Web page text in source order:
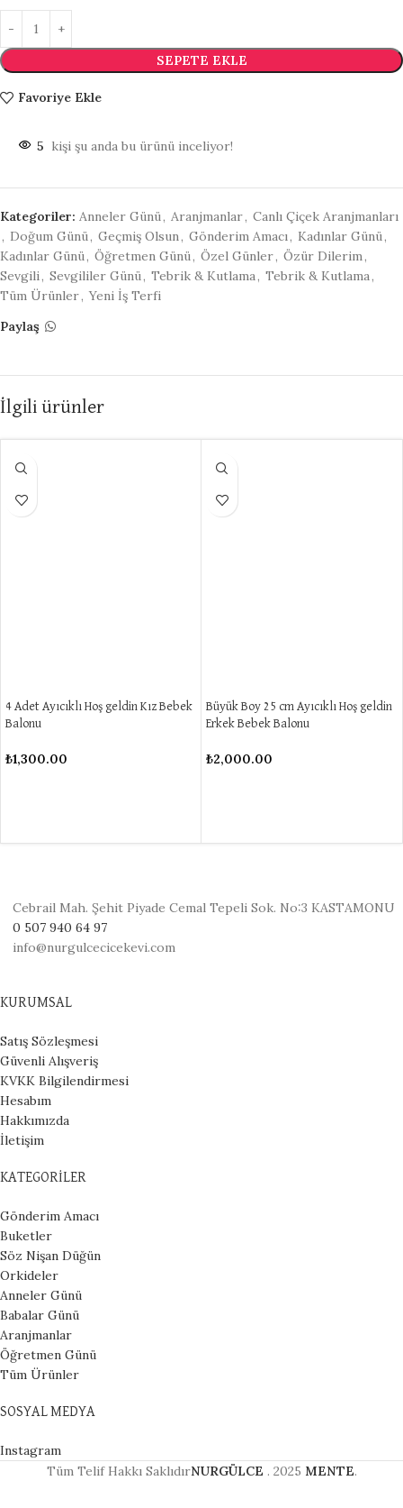
SEPETE EKLE
Favoriye Ekle
5 kişi şu anda bu ürünü inceliyor!
Kategoriler: Anneler Günü, Aranjmanlar, Canlı Çiçek Aranjmanları
, Doğum Günü, Geçmiş Olsun, Gönderim Amacı, Kadınlar Günü,
Kadınlar Günü, Öğretmen Günü, Özel Günler, Özür Dilerim,
Sevgili, Sevgililer Günü, Tebrik & Kutlama, Tebrik & Kutlama,
Tüm Ürünler, Yeni İş Terfi
Paylaş
İlgili ürünler
4 Adet Ayıcıklı Hoş geldin Kız Bebek
Balonu
₺1,300.00
Büyük Boy 25 cm Ayıcıklı Hoş geldin
Erkek Bebek Balonu
₺2,000.00
Cebrail Mah. Şehit Piyade Cemal Tepeli Sok. No:3 KASTAMONU
0 507 940 64 97
info@nurgulcecicekevi.com
KURUMSAL
Satış Sözleşmesi
Güvenli Alışveriş
KVKK Bilgilendirmesi
Hesabım
Hakkımızda
İletişim
KATEGORİLER
Gönderim Amacı
Buketler
Söz Nişan Düğün
Orkideler
Anneler Günü
Babalar Günü
Aranjmanlar
Öğretmen Günü
Tüm Ürünler
SOSYAL MEDYA
Instagram
Tüm Telif Hakkı SaklıdırNURGÜLCE . 2025 MENTE.